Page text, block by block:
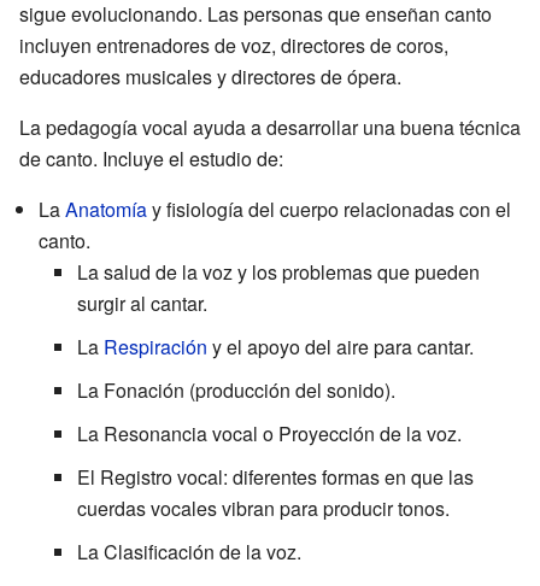
sigue evolucionando. Las personas que enseñan canto
incluyen entrenadores de voz, directores de coros,
educadores musicales y directores de ópera.
La pedagogía vocal ayuda a desarrollar una buena técnica
de canto. Incluye el estudio de:
LaAnatomíay fisiología del cuerpo relacionadas con el
canto.
La salud de la voz y los problemas que pueden
surgir al cantar.
La Respiración y el apoyo del aire para cantar.
La Fonación (producción del sonido).
La Resonancia vocal o Proyección de la voz.
El Registro vocal: diferentes formas en que las
cuerdas vocales vibran para producir tonos.
La Clasificación de la voz.